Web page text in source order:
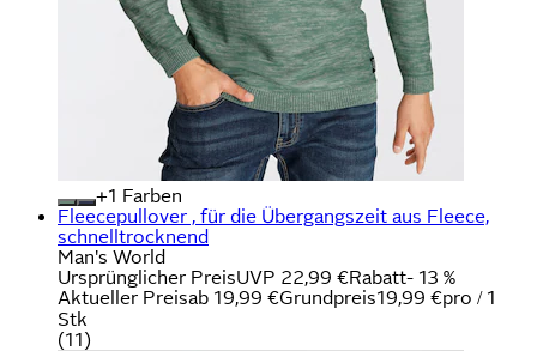
+
Farben
Fleecepullover , für die Übergangszeit aus Fleece,
schnelltrocknend
Man's World
Ursprünglicher PreisUVP 22,99 €Rabatt- 13 %
Aktueller Preisab 19,99 €Grundpreis19,99 €pro / 1
Stk
(11)